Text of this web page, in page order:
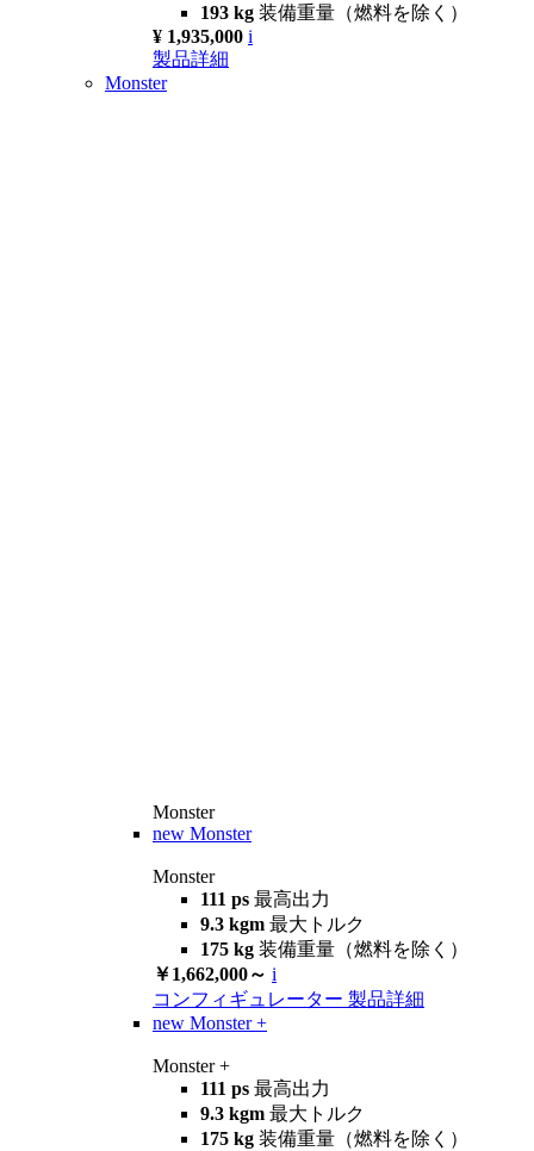
193 kg 装備重量（燃料を除く）
¥ 1,935,000 i
製品詳細
Monster
Monster
new Monster
Monster
111 ps 最高出力
9.3 kgm 最大トルク
175 kg 装備重量（燃料を除く）
￥1,662,000～ i
コンフィギュレーター 製品詳細
new Monster +
Monster +
111 ps 最高出力
9.3 kgm 最大トルク
175 kg 装備重量（燃料を除く）